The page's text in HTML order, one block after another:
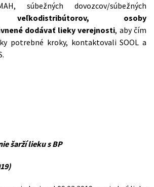
súbežných dovozcov/súbežných
veľkodistribútorov, osoby
dodávať lieky verejnosti, aby čím
potrebné kroky, kontaktovali SOOL a
šarží lieku s BP